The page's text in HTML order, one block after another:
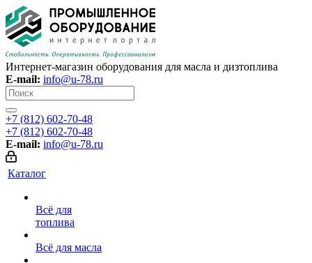
Интернет-магазин оборудования для масла и дизтоплива
E-mail: info@u-78.ru
+7 (812) 602-70-48
+7 (812) 602-70-48
E-mail: info@u-78.ru
Каталог
Всё для
топлива
Всё для масла